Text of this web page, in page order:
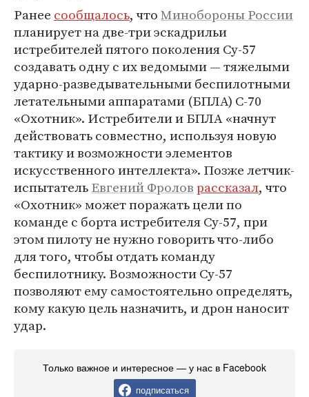
Ранее сообщалось, чтоМинобороны России
планирует на две-три эскадрильи
истребителей пятого поколения Су-57
создавать одну с их ведомыми — тяжелыми
ударно-разведывательными беспилотными
летательными аппаратами (БПЛА) С-70
«Охотник». Истребители и БПЛА «начнут
действовать совместно, используя новую
тактику и возможности элементов
искусственного интеллекта». Позже летчик-
испытательЕвгений Фроловрассказал, что
«Охотник» может поражать цели по
команде с борта истребителя Су-57, при
этом пилоту не нужно говорить что-либо
для того, чтобы отдать команду
беспилотнику. Возможности Су-57
позволяют ему самостоятельно определять,
кому какую цель назначить, и дрон наносит
удар.
Только важное и интересное — у нас в Facebook
подписаться